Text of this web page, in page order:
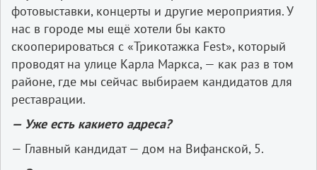
фотовыставки, концерты и другие мероприятия. У
нас в городе мы ещё хотели бы как­то
скооперироваться с «Трикотажка Fest», который
проводят на улице Карла Маркса, — как раз в том
районе, где мы сейчас выбираем кандидатов для
реставрации.
— Уже есть какието адреса?
— Главный кандидат — дом на Вифанской, 5.